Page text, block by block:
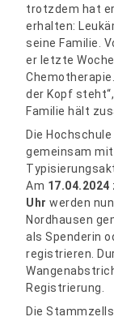
trotzdem hat
erhalten:
seine Familie.
er letzte
der Kopf
Familie hält
Die
gemeinsam
Am 17.04.2024
Uhr werden
Nordhausen
als Spenderin
registrieren.
Registrierung.
Die